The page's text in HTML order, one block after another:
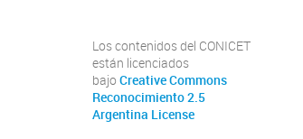
Los contenidos del CONICET
están licenciados
bajo Creative Commons
Reconocimiento 2.5
Argentina License